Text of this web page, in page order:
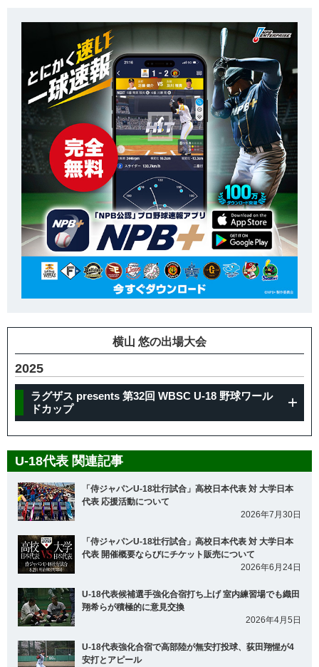
横山 悠の出場大会
2025
ラグザス presents 第32回 WBSC U-18 野球ワール
ドカップ
U-18代表 関連記事
「侍ジャパンU-18壮行試合」高校日本代表 対 大学日本
代表 応援活動について
2026年7月30日
「侍ジャパンU-18壮行試合」高校日本代表 対 大学日本
代表 開催概要ならびにチケット販売について
2026年6月24日
U-18代表候補選手強化合宿打ち上げ 室内練習場でも織田
翔希らが積極的に意見交換
2026年4月5日
U-18代表強化合宿で高部陸が無安打投球、荻田翔惺が4
安打とアピール